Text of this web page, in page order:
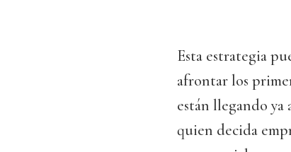
Esta estrategia
afrontar los
están llegando ya
quien decida